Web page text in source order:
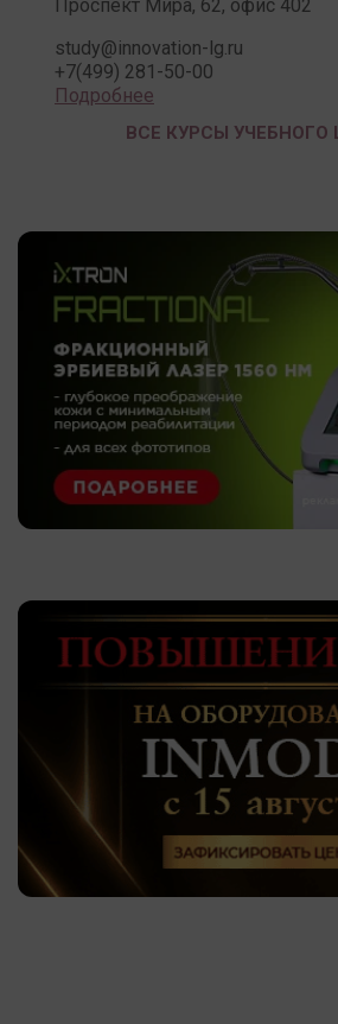
Проспект Мира, 62, офис 402
study@innovation-lg.ru
+7(499) 281-50-00
Подробнее
ВСЕ КУРСЫ УЧЕБНОГО